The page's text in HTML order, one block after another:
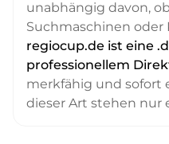
unabhängig davon,
Suchmaschinen
regiocup.de ist eine
professionellem
merkfähig und sofort
dieser Art stehen nur